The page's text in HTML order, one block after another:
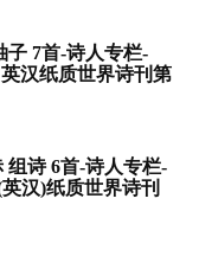
子 7首-诗人专栏-
汉纸质世界诗刊第
诗 6首-诗人专栏-
汉)纸质世界诗刊